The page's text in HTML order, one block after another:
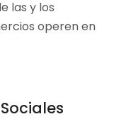
las y los
operen en